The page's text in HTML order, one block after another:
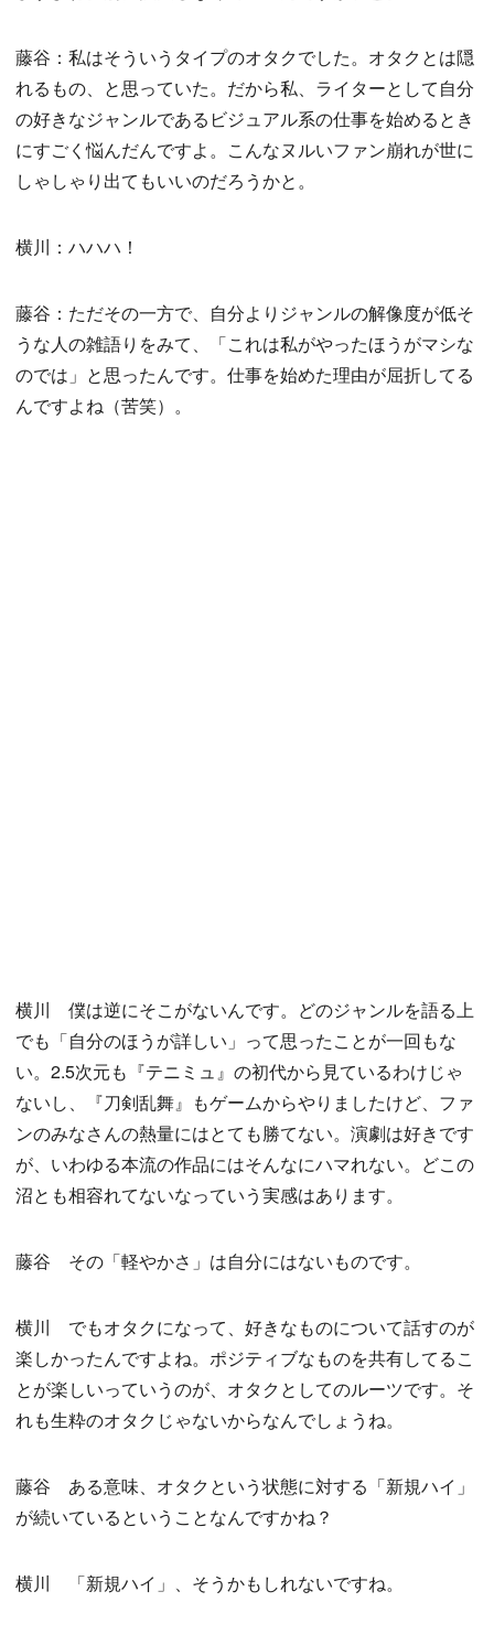
藤谷：私はそういうタイプのオタクでした。オタクとは隠
れるもの、と思っていた。だから私、ライターとして自分
の好きなジャンルであるビジュアル系の仕事を始めるとき
にすごく悩んだんですよ。こんなヌルいファン崩れが世に
しゃしゃり出てもいいのだろうかと。
横川：ハハハ！
藤谷：ただその一方で、自分よりジャンルの解像度が低そ
うな人の雑語りをみて、「これは私がやったほうがマシな
のでは」と思ったんです。仕事を始めた理由が屈折してる
んですよね（苦笑）。
横川 僕は逆にそこがないんです。どのジャンルを語る上
でも「自分のほうが詳しい」って思ったことが一回もな
い。2.5次元も『テニミュ』の初代から見ているわけじゃ
ないし、『刀剣乱舞』もゲームからやりましたけど、ファ
ンのみなさんの熱量にはとても勝てない。演劇は好きです
が、いわゆる本流の作品にはそんなにハマれない。どこの
沼とも相容れてないなっていう実感はあります。
藤谷 その「軽やかさ」は自分にはないものです。
横川 でもオタクになって、好きなものについて話すのが
楽しかったんですよね。ポジティブなものを共有してるこ
とが楽しいっていうのが、オタクとしてのルーツです。そ
れも生粋のオタクじゃないからなんでしょうね。
藤谷 ある意味、オタクという状態に対する「新規ハイ」
が続いているということなんですかね？
横川 「新規ハイ」、そうかもしれないですね。